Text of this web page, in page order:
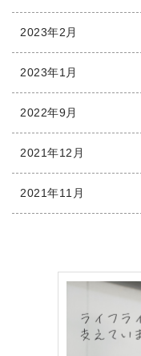
2023年2月
2023年1月
2022年9月
2021年12月
2021年11月